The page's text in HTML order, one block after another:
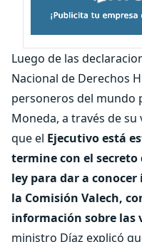
Luego de las
Nacional de Derechos
personeros del mundo
Moneda, a través de
que el Ejecutivo está
termine con el secreto
ley para dar a
la Comisión Valech,
información sobre las
ministro Díaz explicó